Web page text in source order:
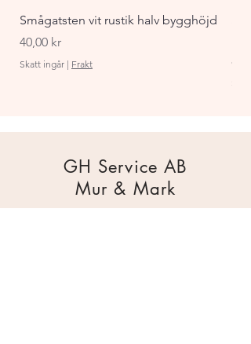
Smågatsten vit rustik halv bygghöjd
Pris
40,00 kr
Skatt ingår | Frakt
Pris
GH Service AB
Mur & Mark